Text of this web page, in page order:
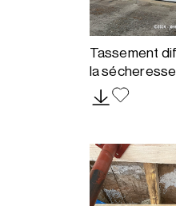
Tassement
la sécheresse